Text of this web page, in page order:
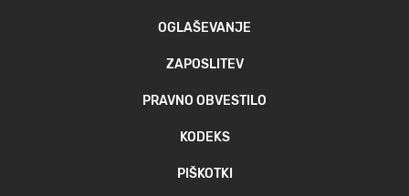
OGLAŠEVANJE
ZAPOSLITEV
PRAVNO OBVESTILO
KODEKS
PIŠKOTKI